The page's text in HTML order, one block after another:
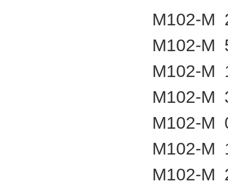
M102-M
M102-M
M102-M
M102-M
M102-M
M102-M
M102-M